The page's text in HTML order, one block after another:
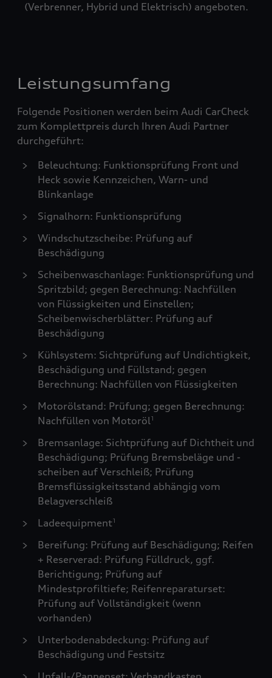
(Verbrenner, Hybrid und Elektrisch) angeboten.
Leistungsumfang
Folgende Positionen werden beim Audi CarCheck
zum Komplettpreis durch Ihren Audi Partner
durchgeführt:
Beleuchtung: Funktionsprüfung Front und
Heck sowie Kennzeichen, Warn- und
Blinkanlage
Signalhorn: Funktionsprüfung
Windschutzscheibe: Prüfung auf
Beschädigung
Scheibenwaschanlage: Funktionsprüfung und
Spritzbild; gegen Berechnung: Nachfüllen
von Flüssigkeiten und Einstellen;
Scheibenwischerblätter: Prüfung auf
Beschädigung
Kühlsystem: Sichtprüfung auf Undichtigkeit,
Beschädigung und Füllstand; gegen
Berechnung: Nachfüllen von Flüssigkeiten
Motorölstand: Prüfung; gegen Berechnung:
Nachfüllen von Motoröl1
Bremsanlage: Sichtprüfung auf Dichtheit und
Beschädigung; Prüfung Bremsbeläge und -
scheiben auf Verschleiß; Prüfung
Bremsflüssigkeitsstand abhängig vom
Belagverschleiß
Ladeequipment1
Bereifung: Prüfung auf Beschädigung; Reifen
+ Reserverad: Prüfung Fülldruck, ggf.
Berichtigung; Prüfung auf
Mindestprofiltiefe; Reifenreparaturset:
Prüfung auf Vollständigkeit (wenn
vorhanden)
Unterbodenabdeckung: Prüfung auf
Beschädigung und Festsitz